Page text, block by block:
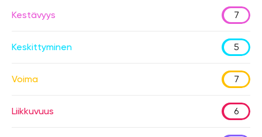
Kestävyys 7
Keskittyminen 5
Voima 7
Liikkuvuus 6